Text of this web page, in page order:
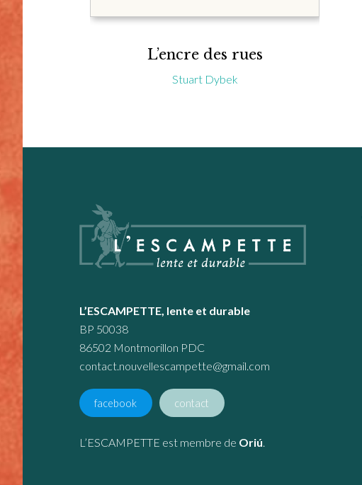
L’encre des rues
Stuart Dybek
L’ESCAMPETTE, lente et durable
BP 50038
86502 Montmorillon PDC
contact.nouvellescampette@gmail.com
facebook contact
L’ESCAMPETTE est membre de Oriú